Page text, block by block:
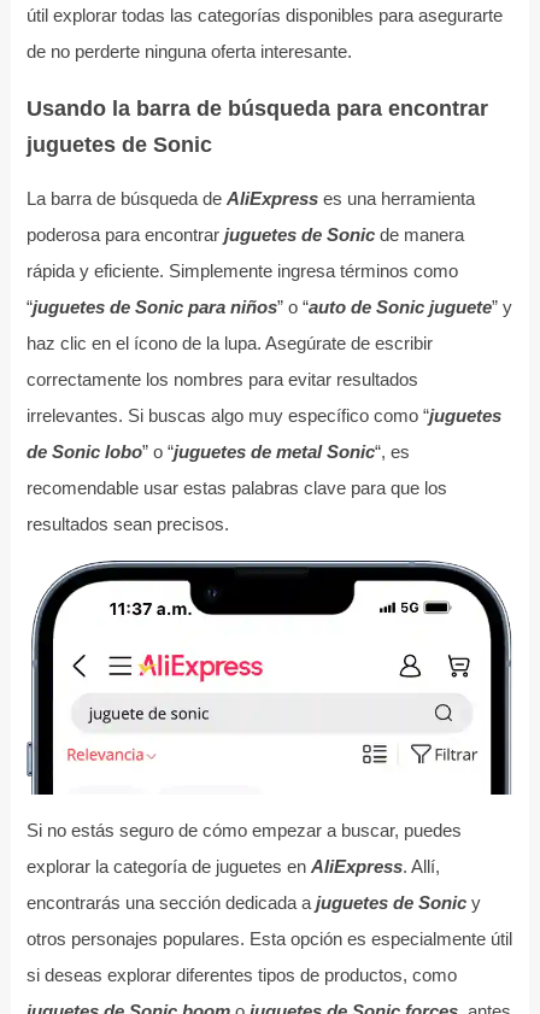
útil explorar todas las categorías disponibles para asegurarte
de no perderte ninguna oferta interesante.
Usando la barra de búsqueda para encontrar
juguetes de Sonic
La barra de búsqueda de AliExpresses una herramienta
poderosa para encontrar juguetes de Sonicde manera
rápida y eficiente. Simplemente ingresa términos como
“juguetes de Sonic para niños” o “auto de Sonic juguete” y
haz clic en el ícono de la lupa. Asegúrate de escribir
correctamente los nombres para evitar resultados
irrelevantes. Si buscas algo muy específico como “juguetes
de Sonic lobo” o “juguetes de metal Sonic“, es
recomendable usar estas palabras clave para que los
resultados sean precisos.
Si no estás seguro de cómo empezar a buscar, puedes
explorar la categoría de juguetes en AliExpress. Allí,
encontrarás una sección dedicada a juguetes de Sonicy
otros personajes populares. Esta opción es especialmente útil
si deseas explorar diferentes tipos de productos, como